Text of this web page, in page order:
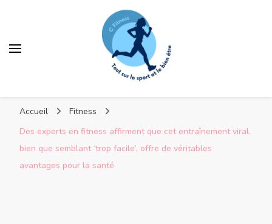
Accueil
Fitness
Des experts en fitness affirment que cet entraînement viral,
bien que semblant ‘trop facile’, offre de véritables
avantages pour la santé